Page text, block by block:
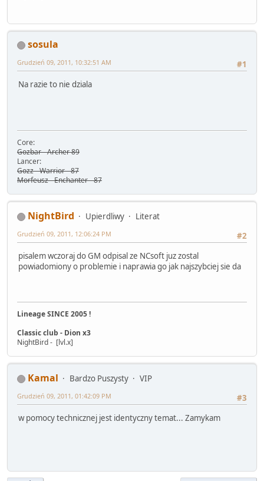
sosula
#1
Grudzień 09, 2011, 10:32:51 AM
Na razie to nie dziala
Core:
Gozbar - Archer 89
Lancer:
Gozz - Warrior - 87
Morfeusz - Enchanter - 87
NightBird Upierdliwy
Literat
#2
Grudzień 09, 2011, 12:06:24 PM
pisalem wczoraj do GM odpisal ze NCsoft juz zostal
powiadomiony o problemie i naprawia go jak najszybciej sie da
Lineage SINCE 2005 !
Classic club - Dion x3
NightBird - [lvl.x]
Kamal Bardzo Puszysty
VIP
#3
Grudzień 09, 2011, 01:42:09 PM
w pomocy technicznej jest identyczny temat... Zamykam